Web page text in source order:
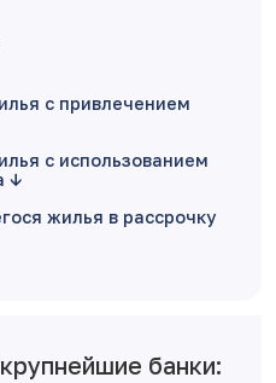
с привлечением
с использованием
жилья в рассрочку
банки: